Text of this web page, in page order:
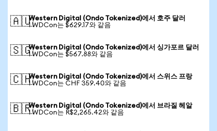
🇦🇺Western Digital (Ondo Tokenized)에서 호주 달러
1 WDCon는 $629.17와 같음
🇸🇬Western Digital (Ondo Tokenized)에서 싱가포르 달러
1 WDCon는 $567.88와 같음
🇨🇭Western Digital (Ondo Tokenized)에서 스위스 프랑
1 WDCon는 CHF 359.40와 같음
🇧🇷Western Digital (Ondo Tokenized)에서 브라질 헤알
1 WDCon는 R$2,265.42와 같음